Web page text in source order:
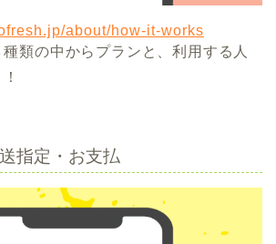
about/how-it-works
類の中からプランと、利用する人
指定・お支払